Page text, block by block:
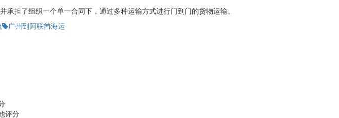
担了组织一个单一合同下，通过多种运输方式进行门到门的货物运输。
广州到阿联酋海运
评分